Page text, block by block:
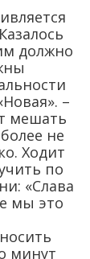
должно
–
мешать
не
Ходит
по
«Слава
мы это
минут